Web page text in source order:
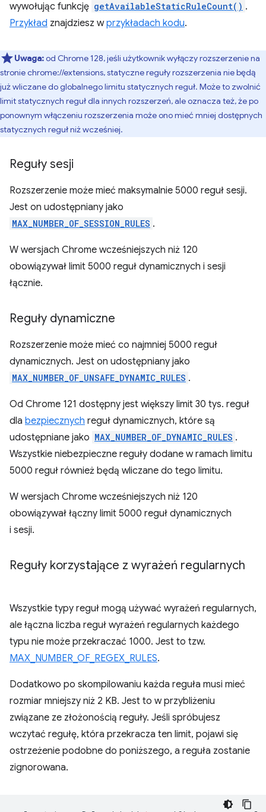
wywołując funkcję getAvailableStaticRuleCount() .
Przykład znajdziesz wprzykładach kodu.
Uwaga:od Chrome 128, jeśli użytkownik wyłączy rozszerzenie na
stronie chrome://extensions, statyczne reguły rozszerzenia nie będą
już wliczane do globalnego limitu statycznych reguł. Może to zwolnić
limit statycznych reguł dla innych rozszerzeń, ale oznacza też, że po
ponownym włączeniu rozszerzenia może ono mieć mniej dostępnych
statycznych reguł niż wcześniej.
Reguły sesji
Rozszerzenie może mieć maksymalnie 5000 reguł sesji.
Jest on udostępniany jako
MAX_NUMBER_OF_SESSION_RULES .
W wersjach Chrome wcześniejszych niż 120
obowiązywał limit 5000 reguł dynamicznych i sesji
łącznie.
Reguły dynamiczne
Rozszerzenie może mieć co najmniej 5000 reguł
dynamicznych. Jest on udostępniany jako
MAX_NUMBER_OF_UNSAFE_DYNAMIC_RULES .
Od Chrome 121 dostępny jest większy limit 30 tys. reguł
dla bezpiecznych reguł dynamicznych, które są
udostępniane jako MAX_NUMBER_OF_DYNAMIC_RULES .
Wszystkie niebezpieczne reguły dodane w ramach limitu
5000 reguł również będą wliczane do tego limitu.
W wersjach Chrome wcześniejszych niż 120
obowiązywał łączny limit 5000 reguł dynamicznych
i sesji.
Reguły korzystające z wyrażeń regularnych
Wszystkie typy reguł mogą używać wyrażeń regularnych,
ale łączna liczba reguł wyrażeń regularnych każdego
typu nie może przekraczać 1000. Jest to tzw.
MAX_NUMBER_OF_REGEX_RULES.
Dodatkowo po skompilowaniu każda reguła musi mieć
rozmiar mniejszy niż 2 KB. Jest to w przybliżeniu
związane ze złożonością reguły. Jeśli spróbujesz
wczytać regułę, która przekracza ten limit, pojawi się
ostrzeżenie podobne do poniższego, a reguła zostanie
zignorowana.